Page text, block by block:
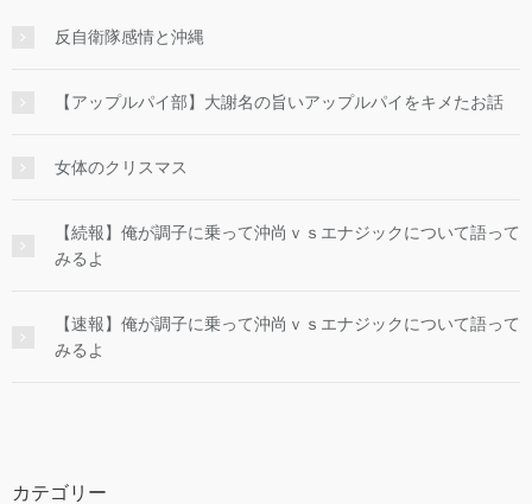
反自衛隊感情と沖縄
【アップルパイ部】大謝名の旨いアップルパイをキメたお話
女体のクリスマス
【続報】俺が調子に乗って沖尚ｖｓエナジックについて語って
みるよ
【速報】俺が調子に乗って沖尚ｖｓエナジックについて語って
みるよ
カテゴリー